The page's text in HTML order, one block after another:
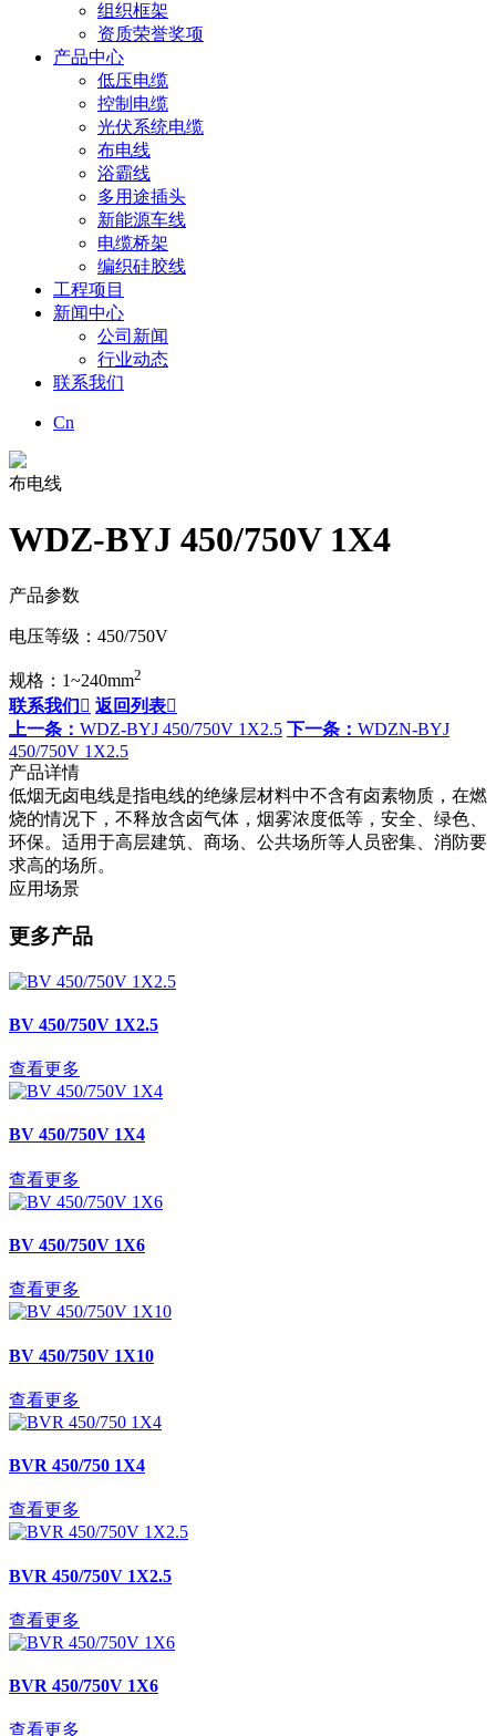
组织框架
资质荣誉奖项
产品中心
低压电缆
控制电缆
光伏系统电缆
布电线
浴霸线
多用途插头
新能源车线
电缆桥架
编织硅胶线
工程项目
新闻中心
公司新闻
行业动态
联系我们
Cn
布电线
WDZ-BYJ 450/750V 1X4
产品参数
电压等级：450/750V
规格：1~240mm2
联系我们  返回列表
上一条： WDZ-BYJ 450/750V 1X2.5 下一条： WDZN-BYJ
450/750V 1X2.5
产品详情
低烟无卤电线是指电线的绝缘层材料中不含有卤素物质，在燃
烧的情况下，不释放含卤气体，烟雾浓度低等，安全、绿色、
环保。适用于高层建筑、商场、公共场所等人员密集、消防要
求高的场所。
应用场景
更多产品
BV 450/750V 1X2.5
查看更多
BV 450/750V 1X4
查看更多
BV 450/750V 1X6
查看更多
BV 450/750V 1X10
查看更多
BVR 450/750 1X4
查看更多
BVR 450/750V 1X2.5
查看更多
BVR 450/750V 1X6
查看更多